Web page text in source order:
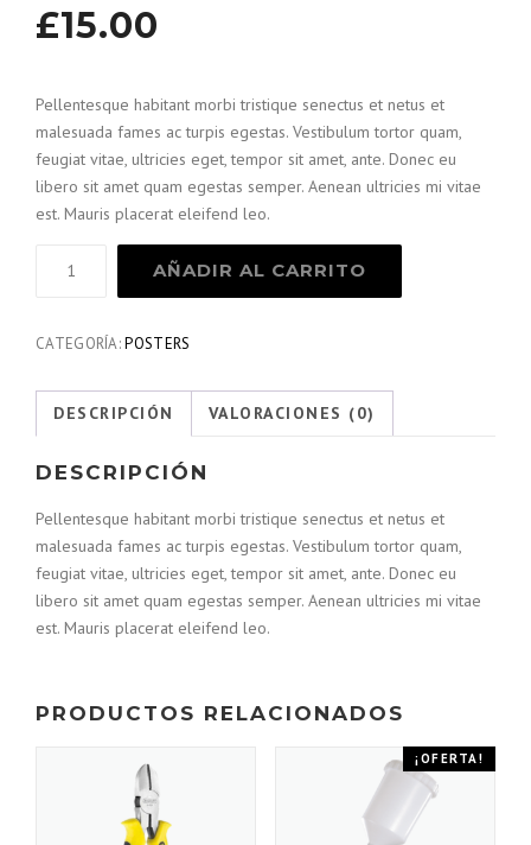
£15.00
Pellentesque habitant morbi tristique senectus et netus et
malesuada fames ac turpis egestas. Vestibulum tortor quam,
feugiat vitae, ultricies eget, tempor sit amet, ante. Donec eu
libero sit amet quam egestas semper. Aenean ultricies mi vitae
est. Mauris placerat eleifend leo.
Squares
AÑADIR AL CARRITO
CATEGORÍA:POSTERS
DESCRIPCIÓN VALORACIONES (0)
DESCRIPCIÓN
Pellentesque habitant morbi tristique senectus et netus et
malesuada fames ac turpis egestas. Vestibulum tortor quam,
feugiat vitae, ultricies eget, tempor sit amet, ante. Donec eu
libero sit amet quam egestas semper. Aenean ultricies mi vitae
est. Mauris placerat eleifend leo.
PRODUCTOS RELACIONADOS
¡OFERTA!